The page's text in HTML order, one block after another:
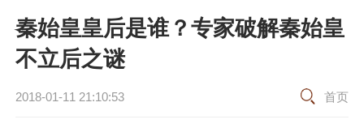
秦始皇皇后是谁？专家破解秦始皇
不立后之谜
2018-01-11 21:10:53 首页